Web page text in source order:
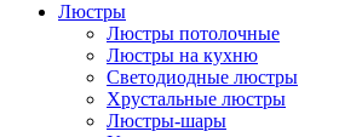
Люстры
Люстры потолочные
Люстры на кухню
Светодиодные люстры
Хрустальные люстры
Люстры-шары